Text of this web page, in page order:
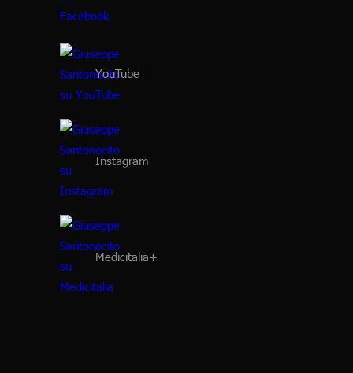
YouTube
Instagram
Medicitalia+